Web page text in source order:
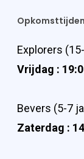
Opkomsttijden
Explorers
Vrijdag :
Bevers (5-7
Zaterdag :